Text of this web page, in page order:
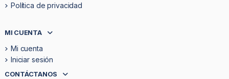
Política de privacidad
MI CUENTA
Mi cuenta
Iniciar sesión
CONTÁCTANOS